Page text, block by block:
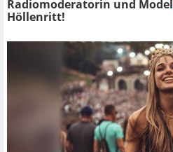
Radiomoderatorin und Model
Höllenritt!